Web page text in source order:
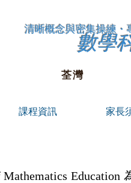
清晰概念與密集操練・
數學科
荃灣
課程資訊 家長
Education